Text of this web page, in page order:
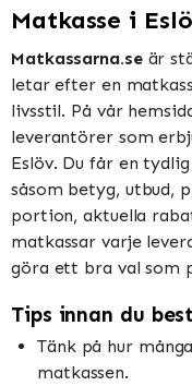
Matkasse i
Matkassarna.seär
letar efter en
livsstil. På vår
leverantörer som
Eslöv. Du får en
såsom betyg, utbud,
portion, aktuella
matkassar varje
göra ett bra val som
Tips innan du
Tänk på hur
matkassen.